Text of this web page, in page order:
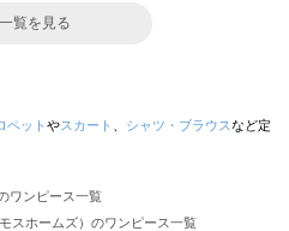
覧を見る
ペット やスカート シャツ・ブラウスなど定
ワンピース一覧
スホームズ）のワンピース一覧